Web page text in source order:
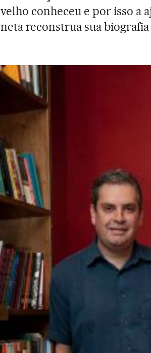
velho conheceu e por isso a
neta reconstrua sua biografia